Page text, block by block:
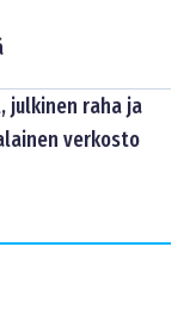
julkinen raha ja
verkosto